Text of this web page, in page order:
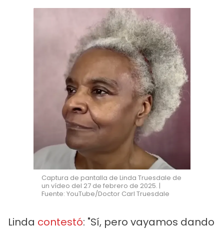
Captura de pantalla de Linda Truesdale de
un vídeo del 27 de febrero de 2025. |
Fuente: YouTube/Doctor Carl Truesdale
Linda contestó: "Sí, pero vayamos dando